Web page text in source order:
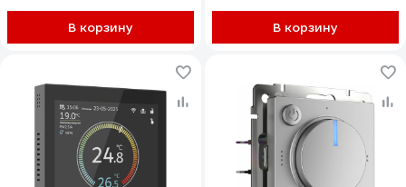
В корзину В корзину